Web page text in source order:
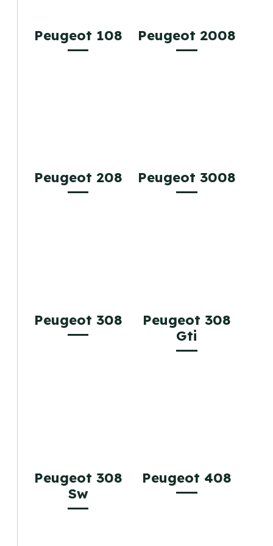
Peugeot 108 Peugeot 2008
Peugeot 208 Peugeot 3008
Peugeot 308
Peugeot 308
Gti
Peugeot 308
Sw
Peugeot 408